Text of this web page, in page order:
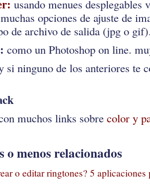
usando menues desplegables
opciones de ajuste de
de archivo de salida (jpg o
como un Photoshop on line.
si ninguno de los anteriores te
muchos links sobre color y
o menos relacionados
o editar ringtones? 5